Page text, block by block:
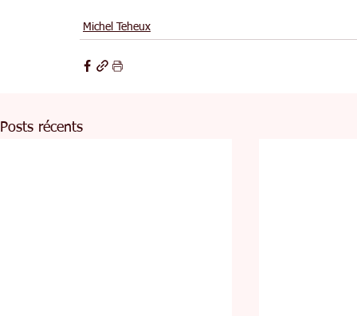
Michel Teheux
Posts récents